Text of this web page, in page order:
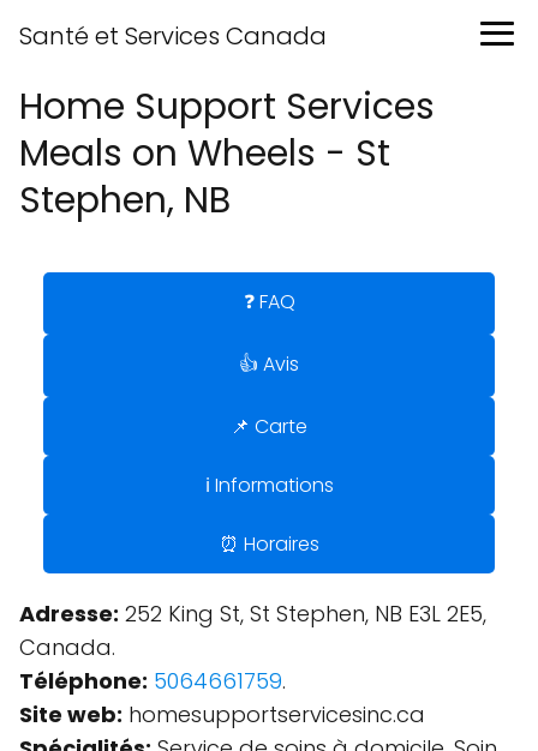
Santé et Services Canada
Home Support Services
Meals on Wheels - St
Stephen, NB
❓ FAQ
👍 Avis
📌 Carte
ℹ️ Informations
⏰ Horaires
Adresse: 252 King St, St Stephen, NB E3L 2E5,
Canada.
Téléphone: 5064661759.
Site web: homesupportservicesinc.ca